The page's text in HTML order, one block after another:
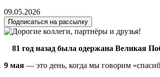
09.05.2026
Подписаться на рассылку
81 год назад была одержана Великая
9 мая — это день, когда мы говорим